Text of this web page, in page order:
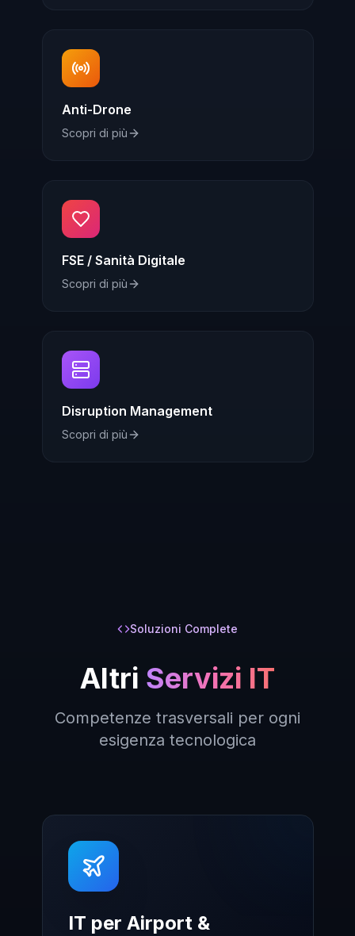
Anti-Drone
Scopri di più
FSE / Sanità Digitale
Scopri di più
Disruption Management
Scopri di più
Soluzioni Complete
Altri Servizi IT
Competenze trasversali per ogni
esigenza tecnologica
IT per Airport &